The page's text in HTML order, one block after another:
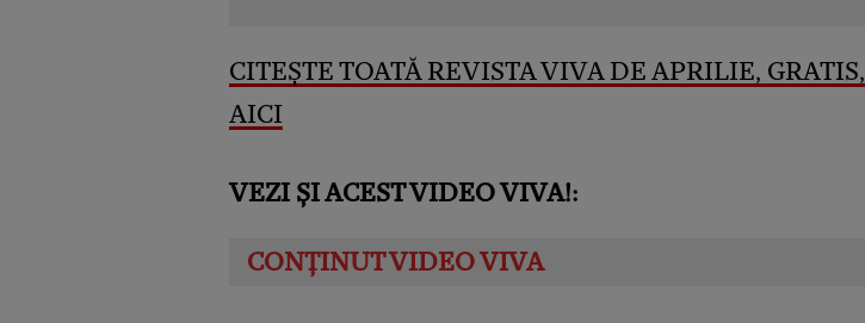
CITEȘTE TOATĂ REVISTA VIVA DE APRILIE, GRATIS,
AICI
VEZI ȘI ACEST VIDEO VIVA!: